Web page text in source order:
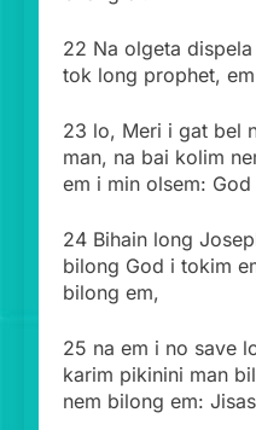
22 Na olgeta
tok long prophet,
23 lo, Meri i gat bel
man, na bai kolim
em i min olsem:
24 Bihain long
bilong God i tokim
bilong em,
25 na em i no save
karim pikinini man
nem bilong em: